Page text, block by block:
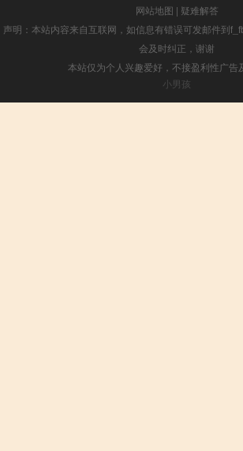
网站地图 | 疑难解答
声明：本站内容来自互联网，如信息有错误可发邮件到
会及时纠正，谢谢
本站仅为个人兴趣爱好，不接盈利性广告
小男孩